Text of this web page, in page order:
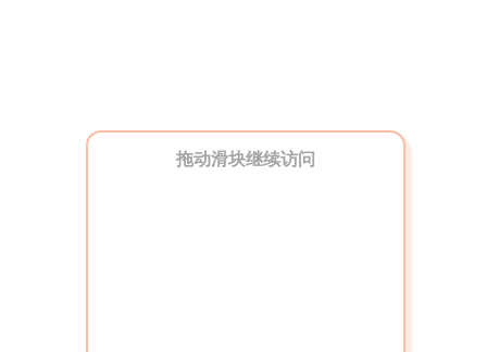
拖动滑块继续访问